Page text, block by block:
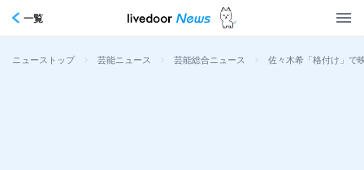
一覧
ニューストップ > 芸能ニュース > 芸能総合ニュース > 佐々木希「格付け」で